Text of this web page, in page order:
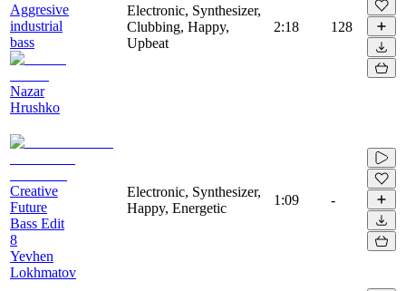
Aggresive
industrial
bass
Nazar
Hrushko
Electronic, Synthesizer,
Clubbing, Happy,
Upbeat
2:18 128
Creative
Future
Bass Edit
8
Yevhen
Lokhmatov
Electronic, Synthesizer,
Happy, Energetic
1:09 -